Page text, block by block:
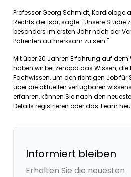
Professor Georg Schmidt, Kardiologe
Rechts der Isar, sagte: "Unsere Studie
besonders im ersten Jahr nach der
Patienten aufmerksam zu sein."
Mit über 20 Jahren Erfahrung auf
haben wir bei Zenopa das Wissen,
Fachwissen, um den richtigen Job für
über die aktuellen verfügbaren
erfahren, können Sie nach den
Details registrieren oder das Team
Informiert bleiben
Erhalten Sie die neuesten